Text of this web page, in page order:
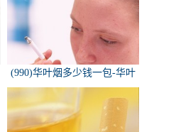
(990)华叶烟多少钱一包-华叶
烟价格多少钱一包